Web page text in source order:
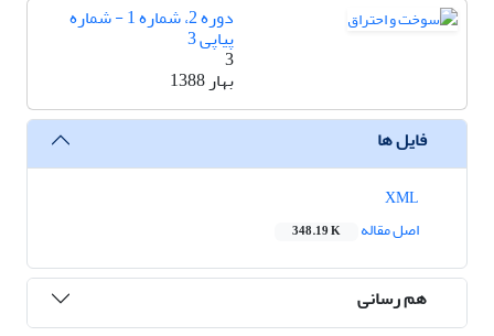
دوره 2، شماره 1 - شماره
پیاپی 3
3
بهار 1388
فایل ها
اصل مقاله
348.19 K
هم رسانی